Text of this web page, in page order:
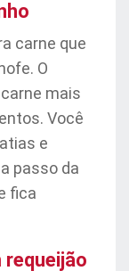
carne que
O
mais
Você
e
passo da
fica